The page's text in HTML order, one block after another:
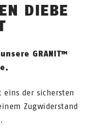
DIEBE A
GRANIT™
eins der sichersten
Zugwiderstand